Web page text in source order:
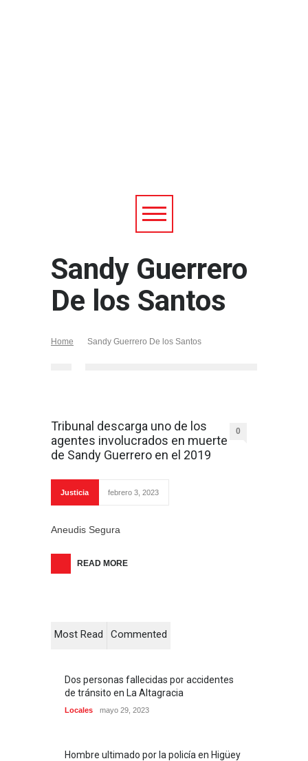
Sandy Guerrero
De los Santos
Home Sandy Guerrero De los Santos
Tribunal descarga uno de los
agentes involucrados en muerte
de Sandy Guerrero en el 2019
0
Justicia febrero 3, 2023
Aneudis Segura
READ MORE
Most Read Commented
Dos personas fallecidas por accidentes
de tránsito en La Altagracia
Locales mayo 29, 2023
Hombre ultimado por la policía en Higüey